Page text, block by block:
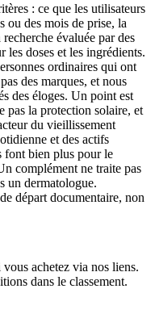
: ce que les utilisateurs
ou des mois de prise, la
évaluée par des
les doses et les ingrédients.
ordinaires qui ont
des marques, et nous
des éloges. Un point est
pas la protection solaire, et
du vieillissement
et des actifs
font bien plus pour le
complément ne traite pas
un dermatologue.
départ documentaire, non
achetez via nos liens.
dans le classement.